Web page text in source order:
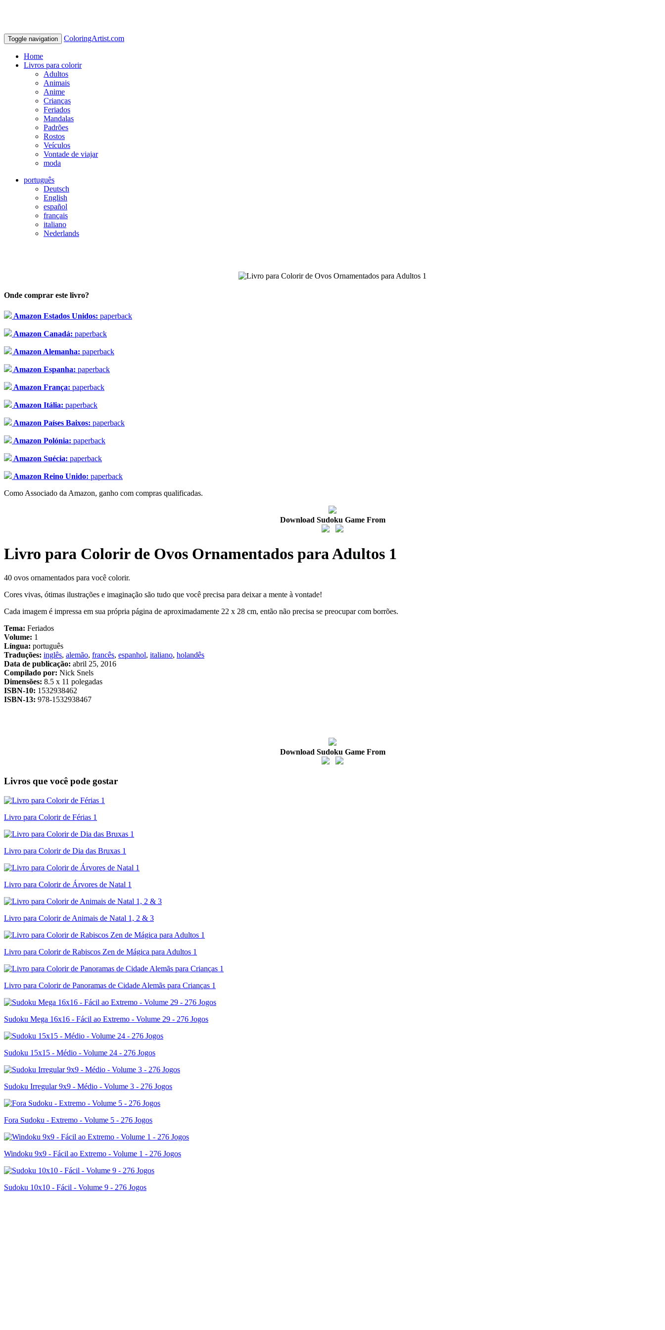
Toggle navigation ColoringArtist.com
Home
Livros para colorir
Adultos
Animais
Anime
Crianças
Feriados
Mandalas
Padrões
Rostos
Veículos
Vontade de viajar
moda
português
Deutsch
English
español
français
italiano
Nederlands
Onde comprar este livro?
Amazon Estados Unidos: paperback
Amazon Canadá: paperback
Amazon Alemanha: paperback
Amazon Espanha: paperback
Amazon França: paperback
Amazon Itália: paperback
Amazon Países Baixos: paperback
Amazon Polónia: paperback
Amazon Suécia: paperback
Amazon Reino Unido: paperback
Como Associado da Amazon, ganho com compras qualificadas.
Download Sudoku Game From
Livro para Colorir de Ovos Ornamentados para Adultos 1
40 ovos ornamentados para você colorir.
Cores vivas, ótimas ilustrações e imaginação são tudo que você precisa para deixar a mente à vontade!
Cada imagem é impressa em sua própria página de aproximadamente 22 x 28 cm, então não precisa se preocupar com borrões.
Tema: Feriados
Volume: 1
Língua: português
Traduções: inglês, alemão, francês, espanhol, italiano, holandês
Data de publicação: abril 25, 2016
Compilado por: Nick Snels
Dimensões: 8.5 x 11 polegadas
ISBN-10: 1532938462
ISBN-13: 978-1532938467
Download Sudoku Game From
Livros que você pode gostar
Livro para Colorir de Férias 1
Livro para Colorir de Dia das Bruxas 1
Livro para Colorir de Árvores de Natal 1
Livro para Colorir de Animais de Natal 1, 2 & 3
Livro para Colorir de Rabiscos Zen de Mágica para Adultos 1
Livro para Colorir de Panoramas de Cidade Alemãs para Crianças 1
Sudoku Mega 16x16 - Fácil ao Extremo - Volume 29 - 276 Jogos
Sudoku 15x15 - Médio - Volume 24 - 276 Jogos
Sudoku Irregular 9x9 - Médio - Volume 3 - 276 Jogos
Fora Sudoku - Extremo - Volume 5 - 276 Jogos
Windoku 9x9 - Fácil ao Extremo - Volume 1 - 276 Jogos
Sudoku 10x10 - Fácil - Volume 9 - 276 Jogos